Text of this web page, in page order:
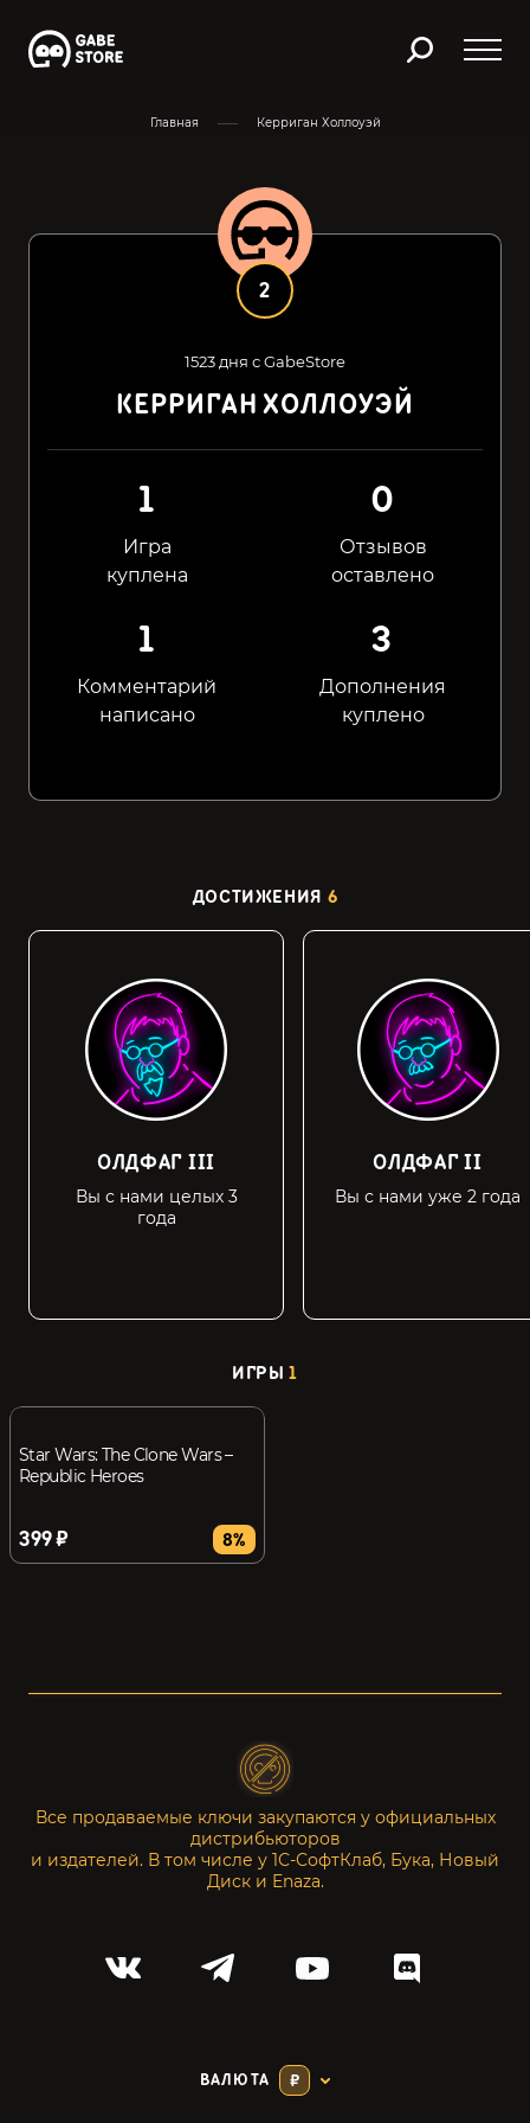
Главная Керриган Холлоуэй
2
1523 дня с GabeStore
КЕРРИГАН ХОЛЛОУЭЙ
1
Игра
куплена
0
Отзывов
оставлено
1
Комментарий
написано
3
Дополнения
куплено
ДОСТИЖЕНИЯ 6
ОЛДФАГ III
Вы с нами целых 3
года
ОЛДФАГ II
Вы с нами уже 2 года
ИГРЫ1
Star Wars: The Clone Wars –
Republic Heroes
399 ₽ 8%
Все продаваемые ключи закупаются у официальных
дистрибьюторов
и издателей. В том числе у 1С-СофтКлаб, Бука, Новый
Диск и Enaza.
ВАЛЮТА ₽